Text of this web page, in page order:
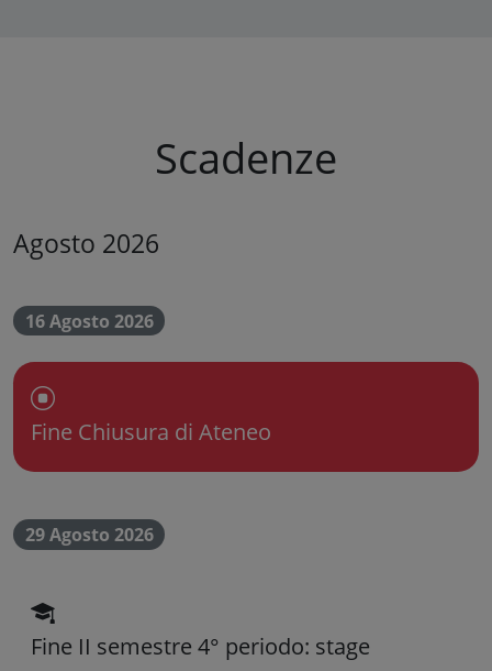
Scadenze
Agosto 2026
16 Agosto 2026
Chiusura dell'Ateneo
Fine Chiusura di Ateneo
29 Agosto 2026
scadenza didattica
Fine II semestre 4° periodo: stage